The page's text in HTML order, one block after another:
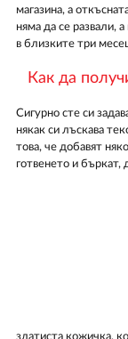
магазина, а
няма да се развали,
в близките три
Как да
Сигурно сте си
някак си лъскава
това, че добавят
готвенето и бъркат,